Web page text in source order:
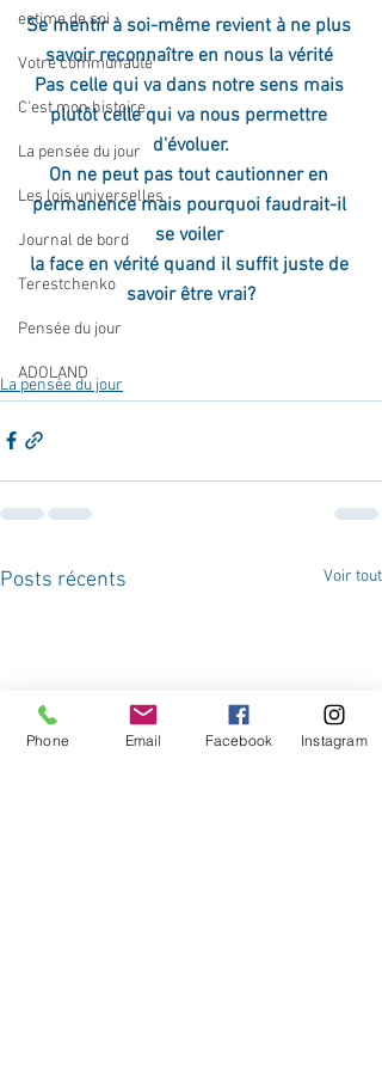
estime de soi
Votre communauté
C'est mon histoire
La pensée du jour
Les lois universelles
Journal de bord
Terestchenko
Pensée du jour
ADOLAND
Se mentir à soi-même revient à ne plus
savoir reconnaître en nous la vérité
Pas celle qui va dans notre sens mais
plutôt celle qui va nous permettre
d'évoluer.
On ne peut pas tout cautionner en
permanence mais pourquoi faudrait-il
se voiler
la face en vérité quand il suffit juste de
savoir être vrai?
La pensée du jour
Posts récents Voir tout
Phone Email Facebook Instagram